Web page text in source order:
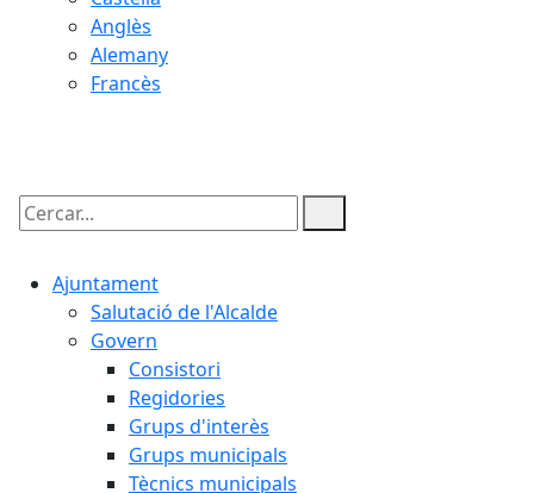
Anglès
Alemany
Francès
Cercar:
Ajuntament
Salutació de l'Alcalde
Govern
Consistori
Regidories
Grups d'interès
Grups municipals
Tècnics municipals